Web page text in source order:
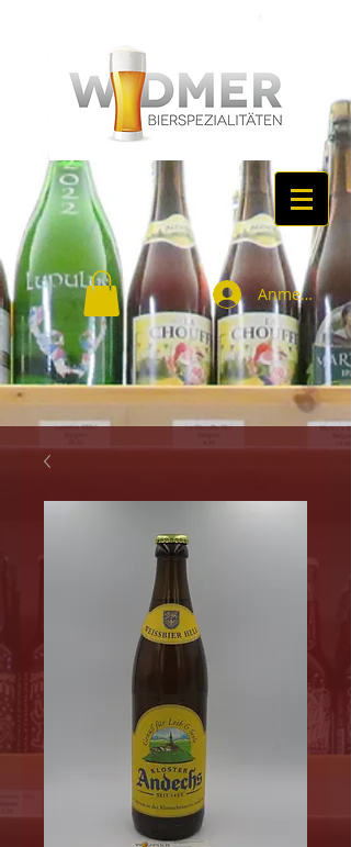
Anmelden